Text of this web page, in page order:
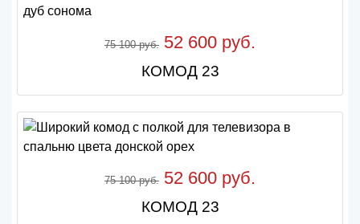
75 100 руб. 52 600 руб.
КОМОД 23
75 100 руб. 52 600 руб.
КОМОД 23